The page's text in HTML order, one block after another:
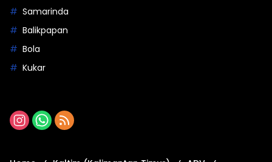
Samarinda
Balikpapan
Bola
Kukar